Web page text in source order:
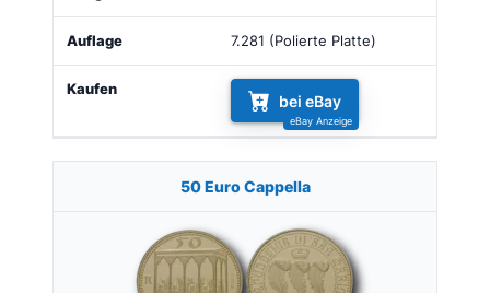
7.281 (Polierte Platte)
bei eBay
50 Euro Cappella